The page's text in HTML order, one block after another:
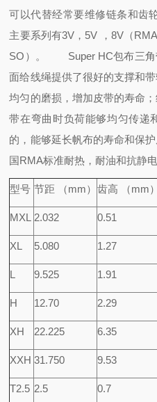
可以代替经常要维修链条和齿
主要系列有3V，5V ，8V（
SO）。
Super HC包布三角
面给线绳提供了很好的支撑和
均匀的磨损，增加皮带的寿命
带在弯曲时负荷能够均匀传递
的，能够延长帆布的寿命和保
国RMA标准耐热，耐油和抗静电
型号 节距 （mm） 齿高 （mm）
MXL 2.032 0.51
XL 5.080 1.27
L 9.525 1.91
H 12.70 2.29
XH 22.225 6.35
XXH 31.750 9.53
T2.5 2.5 0.7